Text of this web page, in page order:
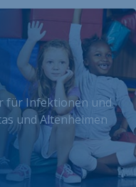
für Infektionen und
und Altenheimen